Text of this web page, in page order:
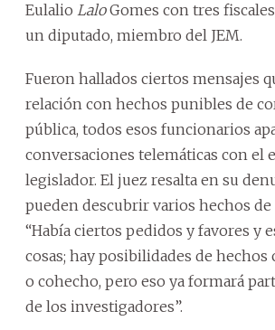
Eulalio LaloGomes con tres
un diputado, miembro del JEM.
Fueron hallados ciertos mensajes
relación con hechos punibles de
pública, todos esos funcionarios
conversaciones telemáticas con el
legislador. El juez resalta en su
pueden descubrir varios hechos
“Había ciertos pedidos y favores y
cosas; hay posibilidades de
o cohecho, pero eso ya formará
de los investigadores”.